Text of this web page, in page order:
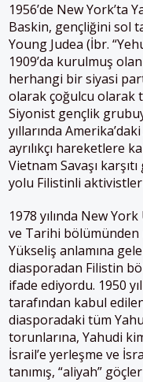
1956’de New York’ta
Baskin, gençliğini sol
Young Judea (İbr.
1909’da kurulmuş
herhangi bir siyasi
olarak çoğulcu olarak
Siyonist gençlik
yıllarında
ayrılıkçı hareketlere
Vietnam Savaşı
yolu Filistinli
1978 yılında New
ve Tarihi bölümünden
Yükseliş anlamına
diasporadan Filistin
ifade ediyordu. 1950
tarafından kabul
diasporadaki tüm
torunlarına, Yahudi
İsrail’e yerleşme ve
tanımış, “aliyah”